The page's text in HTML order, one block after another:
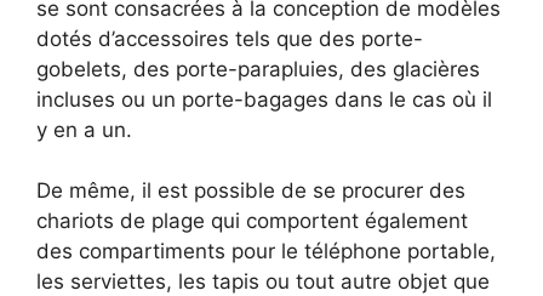
se sont consacrées à la conception de modèles
dotés d’accessoires tels que des porte-
gobelets, des porte-parapluies, des glacières
incluses ou un porte-bagages dans le cas où il
y en a un.
De même, il est possible de se procurer des
chariots de plage qui comportent également
des compartiments pour le téléphone portable,
les serviettes, les tapis ou tout autre objet que